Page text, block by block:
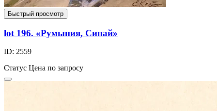
Быстрый просмотр
lot 196. «Румыния, Синай»
ID: 2559
Статус Цена по запросу